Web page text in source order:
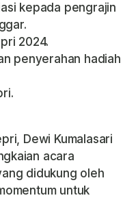
kepada pengrajin
2024.
penyerahan hadiah
Dewi Kumalasari
acara
didukung oleh
untuk